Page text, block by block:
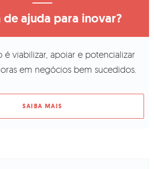
de ajuda para inovar?
é viabilizar, apoiar e potencializar
em negócios bem sucedidos.
SAIBA MAIS